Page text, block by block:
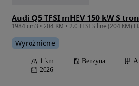
Audi Q5 TFSI mHEV 150 kW S
1984 cm3 • 204 KM • 2.0 TFSI S line (204 KM)
Wyróżnione
1 km Benzyna
2026